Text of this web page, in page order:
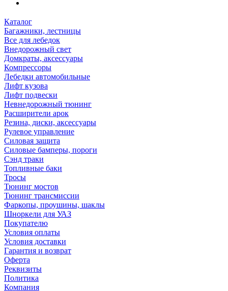
Каталог
Багажники, лестницы
Все для лебедок
Внедорожный свет
Домкраты, аксессуары
Компрессоры
Лебедки автомобильные
Лифт кузова
Лифт подвески
Невнедорожный тюнинг
Расширители арок
Резина, диски, аксессуары
Рулевое управление
Силовая защита
Силовые бамперы, пороги
Сэнд траки
Топливные баки
Тросы
Тюнинг мостов
Тюнинг трансмиссии
Фаркопы, проушины, шаклы
Шноркели для УАЗ
Покупателю
Условия оплаты
Условия доставки
Гарантия и возврат
Оферта
Реквизиты
Политика
Компания